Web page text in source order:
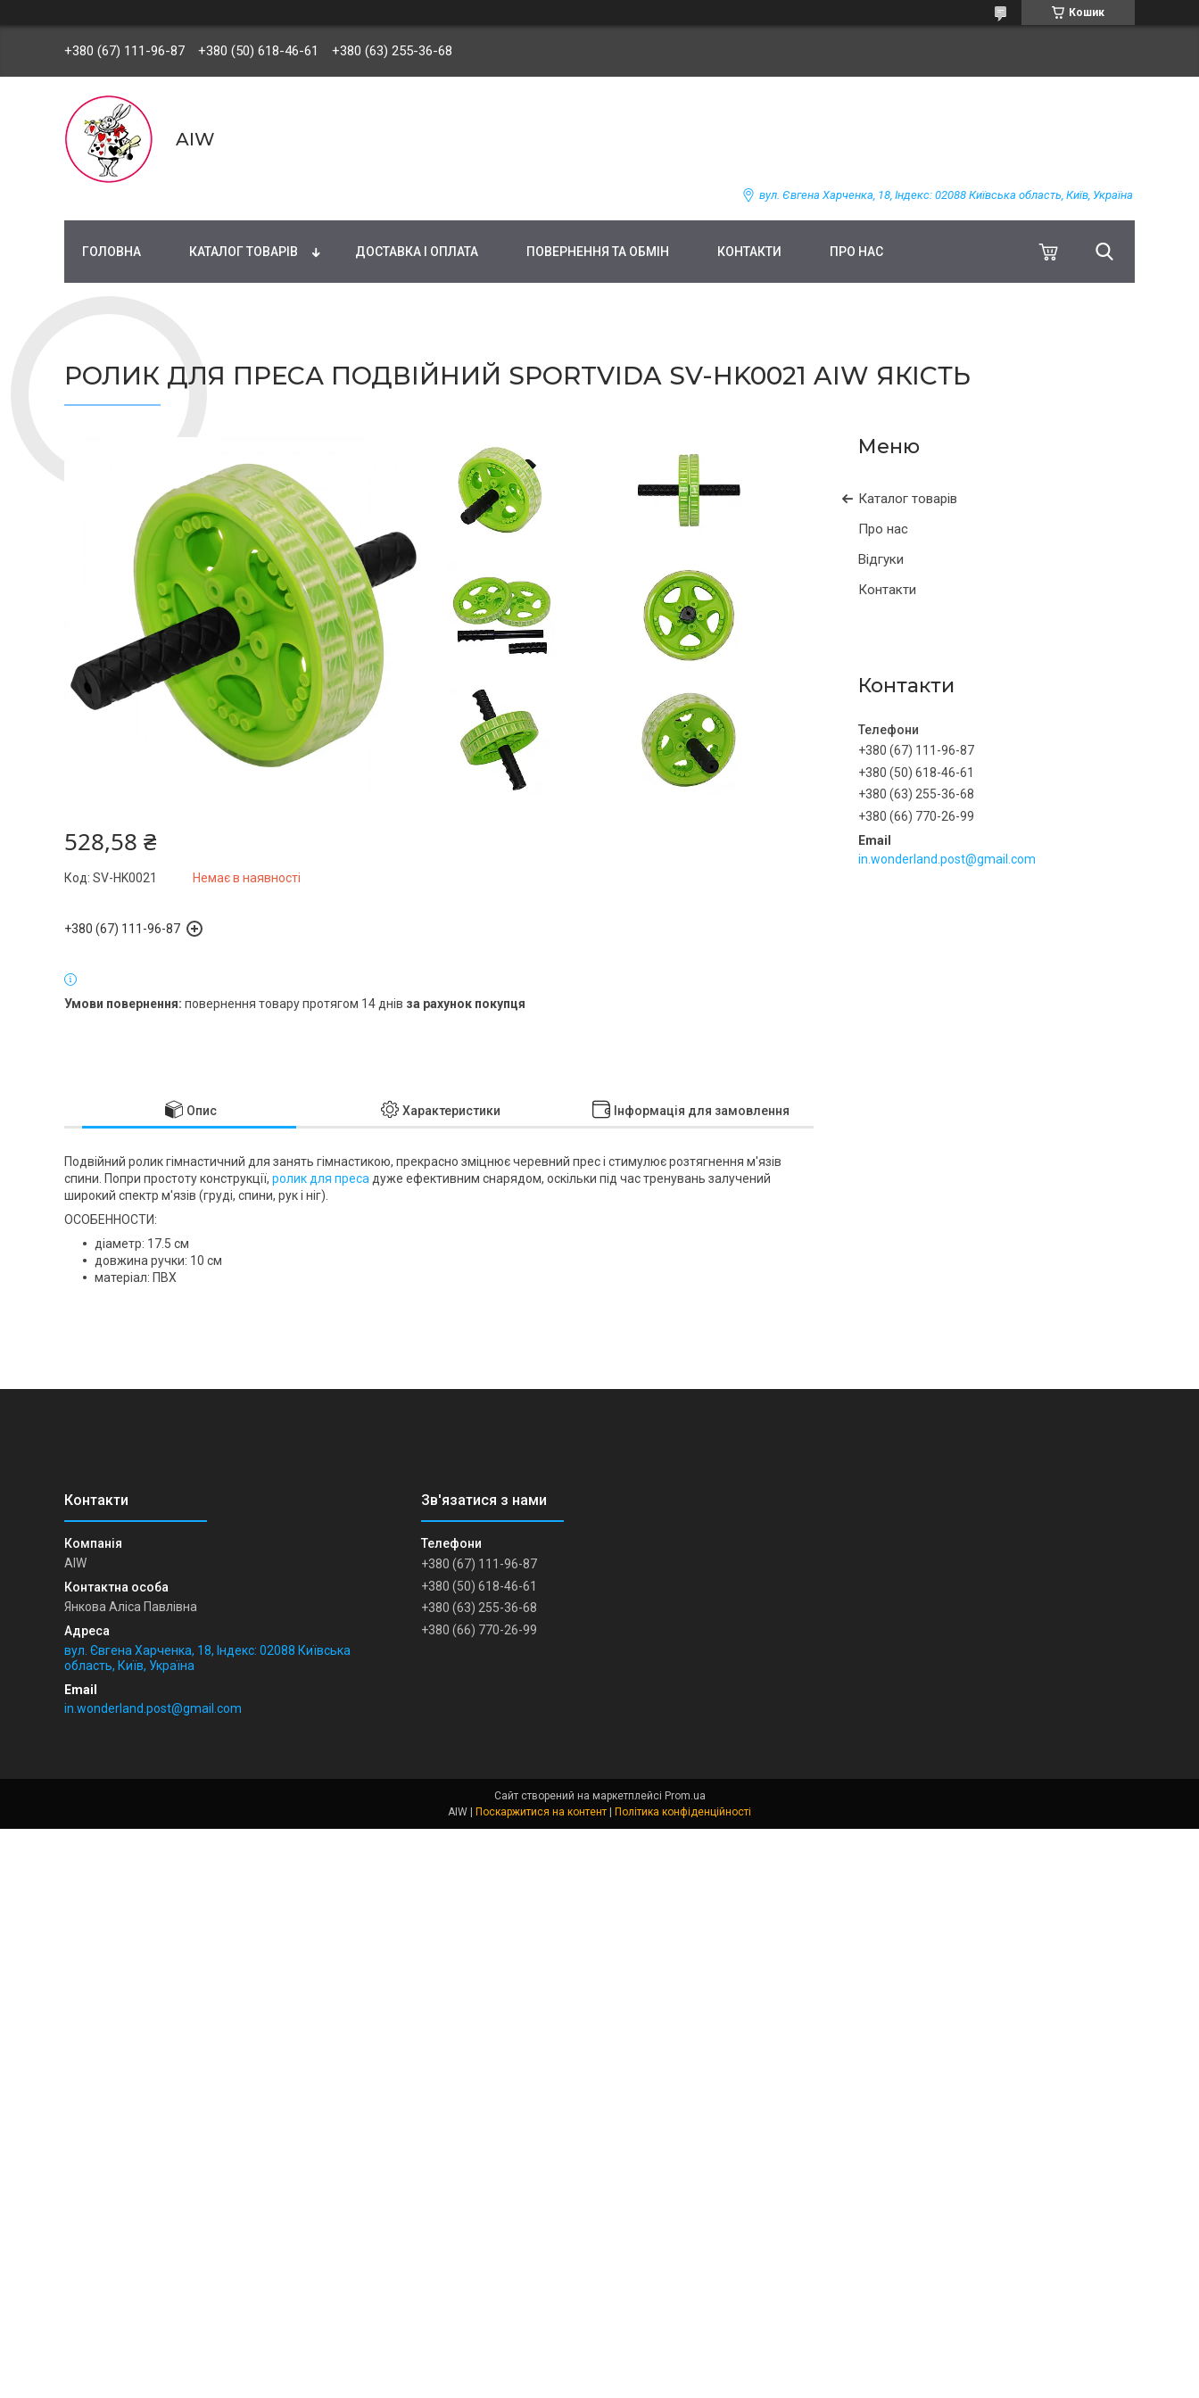
Кошик
+380 (67) 111-96-87 +380 (50) 618-46-61 +380 (63) 255-36-68
AIW
вул. Євгена Харченка, 18, Індекс: 02088 Київська область, Київ, Україна
ГОЛОВНА КАТАЛОГ ТОВАРІВ ДОСТАВКА І ОПЛАТА ПОВЕРНЕННЯ ТА ОБМІН КОНТАКТИ ПРО НАС
РОЛИК ДЛЯ ПРЕСА ПОДВІЙНИЙ SPORTVIDA SV-HK0021 AIW ЯКІСТЬ
Каталог товарів
Про нас
Відгуки
Контакти
Контакти
+380 (67) 111-96-87
+380 (50) 618-46-61
+380 (63) 255-36-68
+380 (66) 770-26-99
in.wonderland.post@gmail.com
528,58 ₴
Немає в наявності
Код: SV-HK0021
+380 (67) 111-96-87
повернення товару протягом 14 днів за рахунок покупця
Опис Характеристики Інформація для замовлення
Подвійний ролик гімнастичний для занять гімнастикою, прекрасно зміцнює черевний прес і стимулює розтягнення м'язів
спини. Попри простоту конструкції, ролик для преса дуже ефективним снарядом, оскільки під час тренувань залучений
широкий спектр м'язів (груді, спини, рук і ніг).
ОСОБЕННОСТИ:
діаметр: 17.5 см
довжина ручки: 10 см
матеріал: ПВХ
AIW
Янкова Аліса Павлівна
вул. Євгена Харченка, 18, Індекс: 02088 Київська
область, Київ, Україна
in.wonderland.post@gmail.com
+380 (67) 111-96-87
+380 (50) 618-46-61
+380 (63) 255-36-68
+380 (66) 770-26-99
Сайт створений на маркетплейсі Prom.ua
Поскаржитися на контент Політика конфіденційності